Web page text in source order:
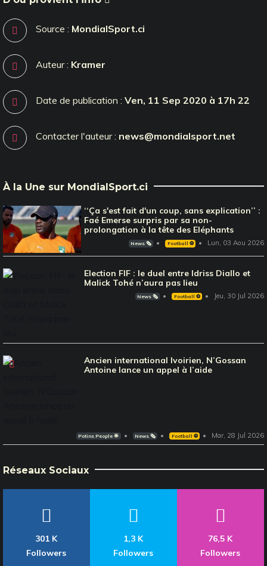
Source : MondialSport.ci
Auteur : Kramer
Date de publication : Ven, 11 Sep 2020 à 17h 22
Contacter l'auteur : news@mondialsport.net
À la Une sur MondialSport.ci
‘‘Ça s'est fait d'un coup, sans explication’’ :
Faé Emerse surpris par sa non-
prolongation à la tête des Eléphants
News 🗞️ Football ⚽️ Lun, 03 Aou 2026
Election FIF : le duel entre Idriss Diallo et
Malick Tohé n’aura pas lieu
News 🗞️ Football ⚽️ Jeu, 30 Jul 2026
Ancien international Ivoirien, N’Gossan
Antoine lance un appel à l’aide
Potins People 🌟 News 🗞️ Football ⚽️ Mar, 28 Jul 2026
Réseaux Sociaux
301 K
Followers
1,3 K
Followers
76,5 K
Followers